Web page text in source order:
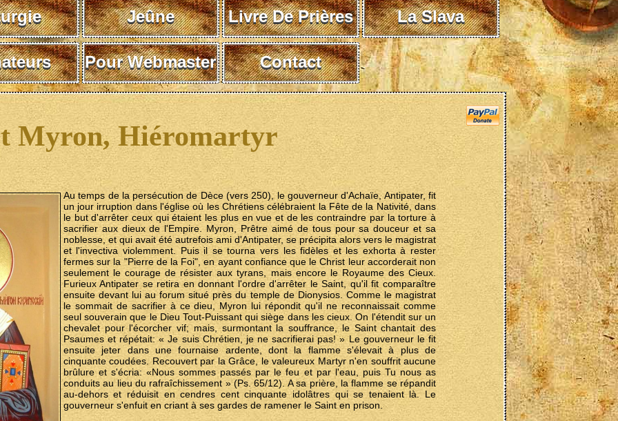
Jeûne Livre De Prières La Slava
Pour Webmaster Contact
Myron, Hiéromartyr
Au temps de la persécution de Dèce (vers 250), le gouverneur d'Achaïe, Antipater, fit
un jour irruption dans l'église où les Chrétiens célébraient la Fête de la Nativité, dans
le but d'arrêter ceux qui étaient les plus en vue et de les contraindre par la torture à
sacrifier aux dieux de l'Empire. Myron, Prêtre aimé de tous pour sa douceur et sa
noblesse, et qui avait été autrefois ami d'Antipater, se précipita alors vers le magistrat
et l'invectiva violemment. Puis il se tourna vers les fidèles et les exhorta à rester
fermes sur la "Pierre de la Foi", en ayant confiance que le Christ leur accorderait non
seulement le courage de résister aux tyrans, mais encore le Royaume des Cieux.
Furieux Antipater se retira en donnant l'ordre d'arrêter le Saint, qu'il fit comparaître
ensuite devant lui au forum situé près du temple de Dionysios. Comme le magistrat
le sommait de sacrifier à ce dieu, Myron lui répondit qu'il ne reconnaissait comme
seul souverain que le Dieu Tout-Puissant qui siège dans les cieux. On l'étendit sur un
chevalet pour l'écorcher vif; mais, surmontant la souffrance, le Saint chantait des
Psaumes et répétait: « Je suis Chrétien, je ne sacrifierai pas! » Le gouverneur le fit
ensuite jeter dans une fournaise ardente, dont la flamme s'élevait à plus de
cinquante coudées. Recouvert par la Grâce, le valeureux Martyr n'en souffrit aucune
brûlure et s'écria: «Nous sommes passés par le feu et par l'eau, puis Tu nous as
conduits au lieu du rafraîchissement » (Ps. 65/12). A sa prière, la flamme se répandit
au-dehors et réduisit en cendres cent cinquante idolâtres qui se tenaient là. Le
gouverneur s'enfuit en criant à ses gardes de ramener le Saint en prison.